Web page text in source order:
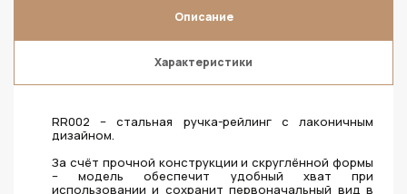
Описание
Характеристики
RR002 – стальная ручка-рейлинг с лаконичным
дизайном.
За счёт прочной конструкции и скруглённой формы
– модель обеспечит удобный хват при
использовании и сохранит первоначальный вид в